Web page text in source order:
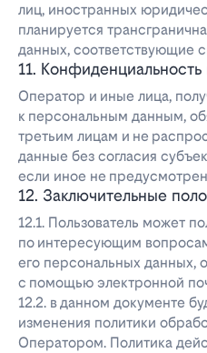
лиц, иностранных
планируется
данных, соответствующие
11.
Оператор и иные лица,
к персональным данным,
третьим лицам и не
данные без согласия
если иное не
12. Заключительные
12.1. Пользователь может
по интересующим
его персональных данных,
с помощью электронной
12.2. в данном документе
изменения политики
Оператором. Политика